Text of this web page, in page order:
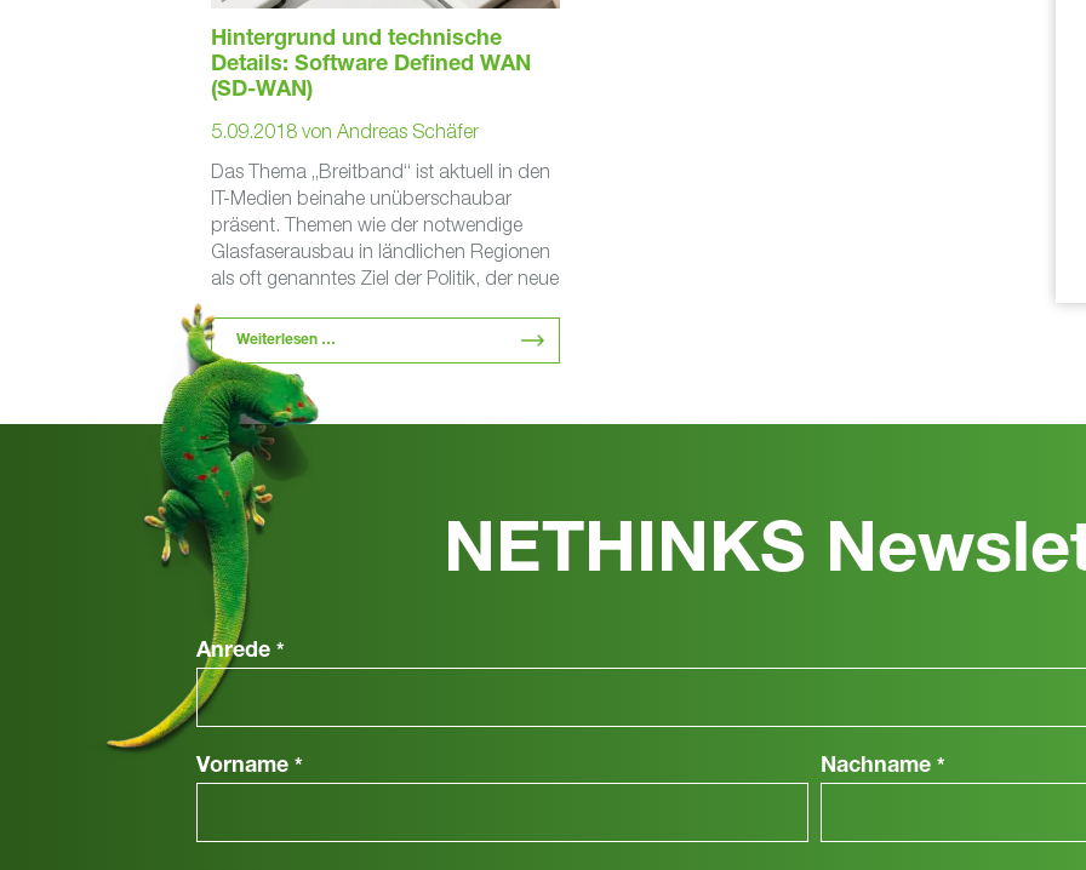
Hintergrund und technische
Details: Software Defined WAN
(SD-WAN)
5.09.2018 von Andreas Schäfer
Das Thema „Breitband“ ist aktuell in den
IT-Medien beinahe unüberschaubar
präsent. Themen wie der notwendige
Glasfaserausbau in ländlichen Regionen
als oft genanntes Ziel der Politik, der neue
Weiterlesen …
NETHINKS
Anrede *
Vorname * Nachname *